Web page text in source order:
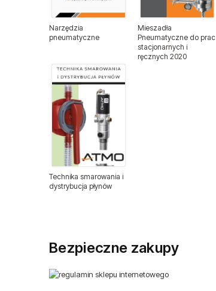
Narzędzia ogrodnicze
Narzędzia spalinowe
Nitonakrętki
Nity zrywalne
Odzież ochronna
Podajniki nitów
Podajniki śrub i wkrętów
Wyprzedaże
Sprzęt medyczny
Narzędzia
pneumatyczne
Mieszadła
Pneumatyczne do prac
stacjonarnych i
ręcznych 2020
Technika smarowania i
dystrybucja płynów
Bezpieczne zakupy